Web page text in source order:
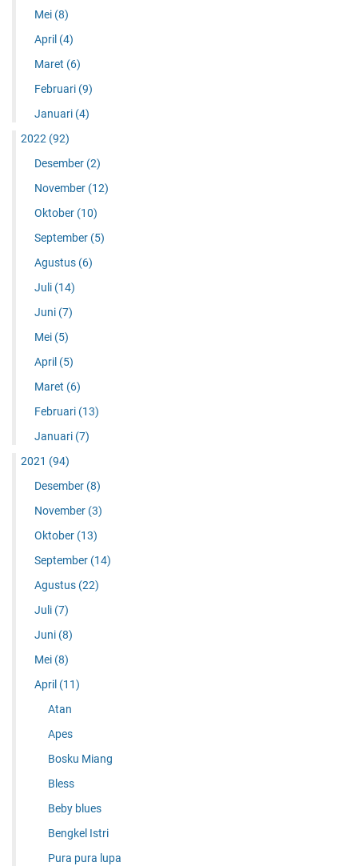
Mei (8)
April (4)
Maret (6)
Februari (9)
Januari (4)
2022 (92)
Desember (2)
November (12)
Oktober (10)
September (5)
Agustus (6)
Juli (14)
Juni (7)
Mei (5)
April (5)
Maret (6)
Februari (13)
Januari (7)
2021 (94)
Desember (8)
November (3)
Oktober (13)
September (14)
Agustus (22)
Juli (7)
Juni (8)
Mei (8)
April (11)
Atan
Apes
Bosku Miang
Bless
Beby blues
Bengkel Istri
Pura pura lupa